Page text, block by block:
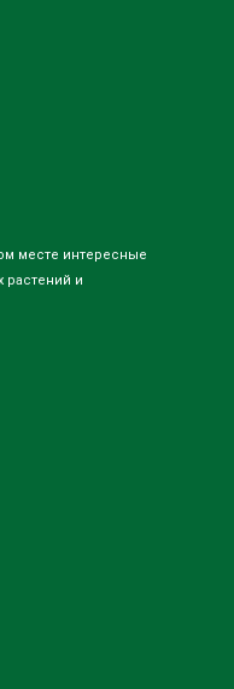
месте интересные
растений и